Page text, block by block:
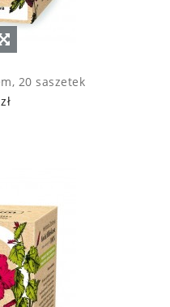
20 saszetek